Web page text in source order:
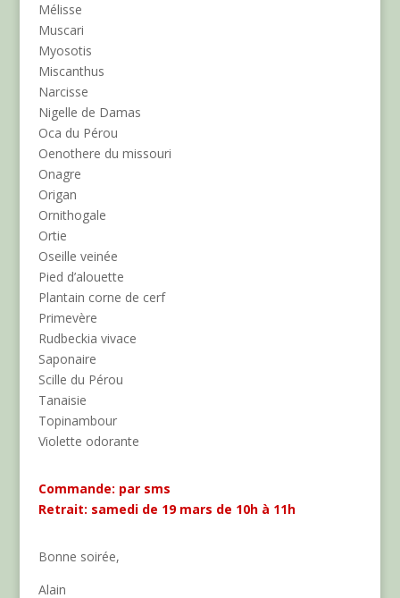
Mélisse
Muscari
Myosotis
Miscanthus
Narcisse
Nigelle de Damas
Oca du Pérou
Oenothere du missouri
Onagre
Origan
Ornithogale
Ortie
Oseille veinée
Pied d’alouette
Plantain corne de cerf
Primevère
Rudbeckia vivace
Saponaire
Scille du Pérou
Tanaisie
Topinambour
Violette odorante
Commande: par sms
Retrait: samedi de 19 mars de 10h à 11h
Bonne soirée,
Alain